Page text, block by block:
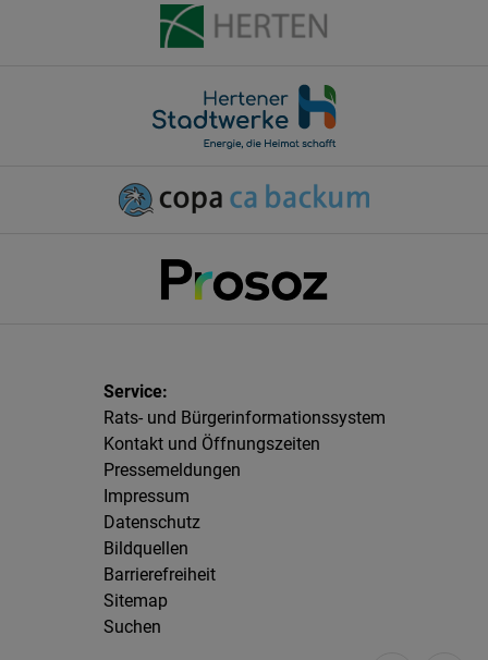
Rats- und Bürgerinformationssystem
Kontakt und Öffnungszeiten
Pressemeldungen
Impressum
Datenschutz
Bildquellen
Barrierefreiheit
Sitemap
Suchen